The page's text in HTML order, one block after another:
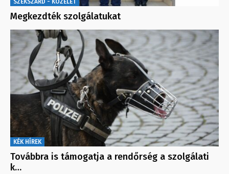
SZEKSZÁRD - KÖZÉLET
Megkezdték szolgálatukat
KÉK HÍREK
Továbbra is támogatja a rendőrség a szolgálati
k…